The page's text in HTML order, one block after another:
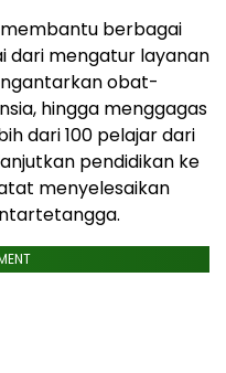
berbagai
dari mengatur layanan
obat-
hingga menggagas
dari 100 pelajar dari
pendidikan ke
menyelesaikan